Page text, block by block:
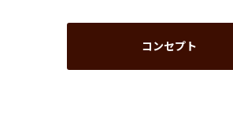
コンセプト